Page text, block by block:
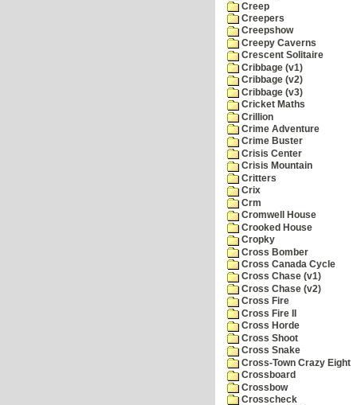
Creep
Creepers
Creepshow
Creepy Caverns
Crescent Solitaire
Cribbage (v1)
Cribbage (v2)
Cribbage (v3)
Cricket Maths
Crillion
Crime Adventure
Crime Buster
Crisis Center
Crisis Mountain
Critters
Crix
Crm
Cromwell House
Crooked House
Cropky
Cross Bomber
Cross Canada Cycle
Cross Chase (v1)
Cross Chase (v2)
Cross Fire
Cross Fire II
Cross Horde
Cross Shoot
Cross Snake
Cross-Town Crazy Eight
Crossboard
Crossbow
Crosscheck